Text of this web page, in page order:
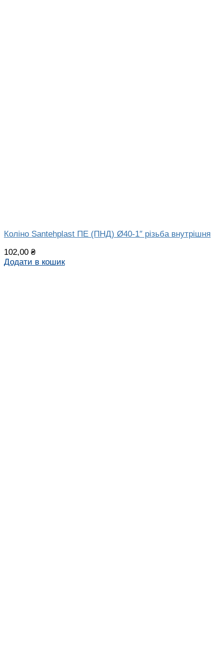
Коліно Santehplast ПЕ (ПНД) Ø40-1″ різьба внутрішня
102,00 ₴
Додати в кошик